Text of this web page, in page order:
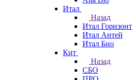
Итал
Назад
Итал Горизонт
Итал Антей
Итал Био
Кит
Назад
СБО